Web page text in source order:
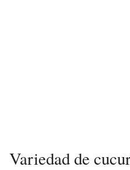
Variedad de